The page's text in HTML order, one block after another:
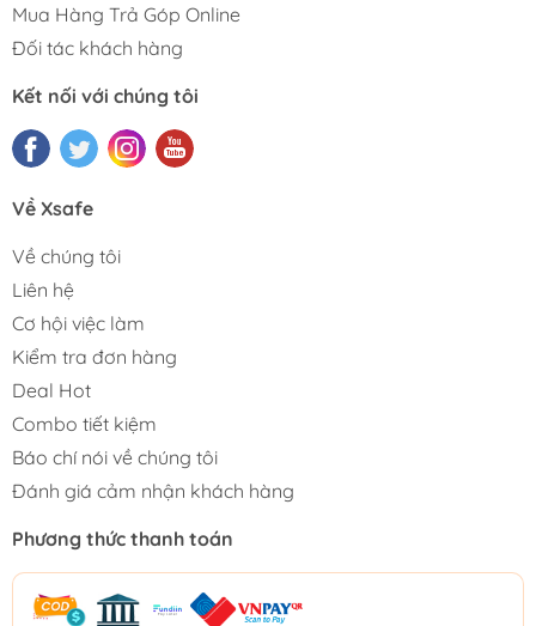
Mua Hàng Trả Góp Online
Đối tác khách hàng
Kết nối với chúng tôi
Về Xsafe
Về chúng tôi
Liên hệ
Cơ hội việc làm
Kiểm tra đơn hàng
Deal Hot
Combo tiết kiệm
Báo chí nói về chúng tôi
Đánh giá cảm nhận khách hàng
Phương thức thanh toán